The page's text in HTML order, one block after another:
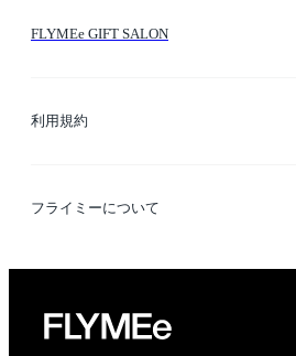
FLYMEe GIFT SALON
利用規約
利用規約
フライミーについて